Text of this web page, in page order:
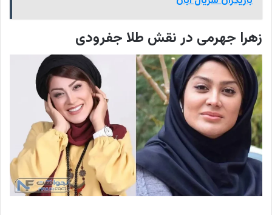
ج
ا
ن
س
ت
ک
ه
د
ر
ی
زهرا جهرمی در نقش طلا جفرودی